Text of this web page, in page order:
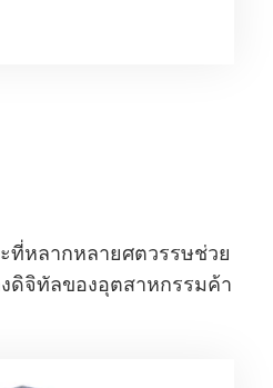
ที่หลากหลายศตวรรษช่วย
ดิจิทัลของอุตสาหกรรมค้า